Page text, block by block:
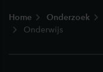
Home Onderzoek
Onderwijs